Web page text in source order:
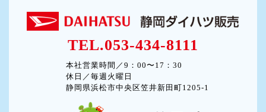
TEL.053-434-8111
本社営業時間／9：00〜17：30
休日／毎週火曜日
静岡県浜松市中央区笠井新田町1205-1